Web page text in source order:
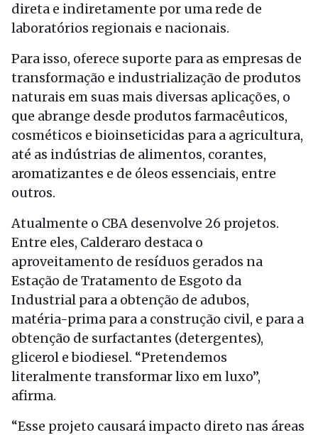
direta e indiretamente por uma rede de
laboratórios regionais e nacionais.
Para isso, oferece suporte para as empresas de
transformação e industrialização de produtos
naturais em suas mais diversas aplicações, o
que abrange desde produtos farmacêuticos,
cosméticos e bioinseticidas para a agricultura,
até as indústrias de alimentos, corantes,
aromatizantes e de óleos essenciais, entre
outros.
Atualmente o CBA desenvolve 26 projetos.
Entre eles, Calderaro destaca o
aproveitamento de resíduos gerados na
Estação de Tratamento de Esgoto da
Industrial para a obtenção de adubos,
matéria-prima para a construção civil, e para a
obtenção de surfactantes (detergentes),
glicerol e biodiesel. “Pretendemos
literalmente transformar lixo em luxo”,
afirma.
“Esse projeto causará impacto direto nas áreas